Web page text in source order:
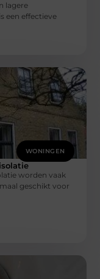
lagere
een effectieve
WONINGEN
worden vaak
geschikt voor